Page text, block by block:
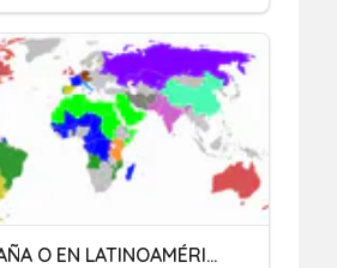
EN ESPAÑA O EN LATINOAMÉRICA